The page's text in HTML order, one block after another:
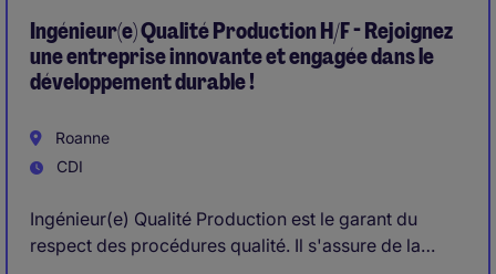
Ingénieur(e) Qualité Production H/F - Rejoignez
une entreprise innovante et engagée dans le
développement durable !
Roanne
CDI
Ingénieur(e) Qualité Production est le garant du
respect des procédures qualité. Il s'assure de la